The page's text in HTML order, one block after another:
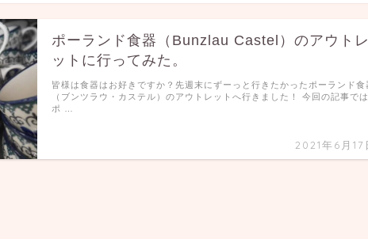
ポーランド食器（Bunzlau Castel）のアウトレ
ットに行ってみた。
2021年6月17
皆様は食器はお好きですか？先週末にずーっと行きたかったポーランド食
（ブンツラウ・カステル）のアウトレットへ行きました！ 今回の記事では
ポ …